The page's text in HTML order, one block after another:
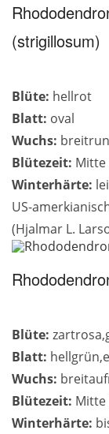
(strigillosum)
Blüte: hellrot
Blatt: oval
Wuchs:
Blütezeit: Mitte
Winterhärte:
US-
(Hjalmar L.
Blüte:
Blatt:
Wuchs:
Blütezeit: Mitte
Winterhärte: